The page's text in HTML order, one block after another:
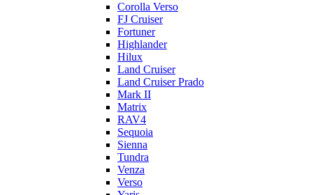
Corolla Verso
FJ Cruiser
Fortuner
Highlander
Hilux
Land Cruiser
Land Cruiser Prado
Mark II
Matrix
RAV4
Sequoia
Sienna
Tundra
Venza
Verso